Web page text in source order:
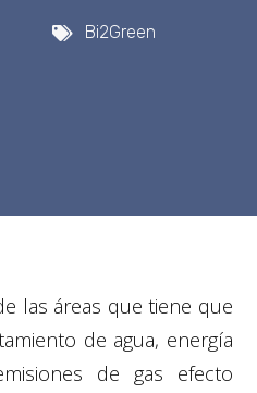
Bi2Green
las áreas que tiene que
de agua, energía
de gas efecto